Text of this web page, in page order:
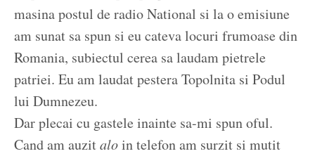
masina postul de radio National si la o emisiune
am sunat sa spun si eu cateva locuri frumoase din
Romania, subiectul cerea sa laudam pietrele
patriei. Eu am laudat pestera Topolnita si Podul
lui Dumnezeu.
Dar plecai cu gastele inainte sa-mi spun oful.
Cand am auzitaloin telefon am surzit si mutit